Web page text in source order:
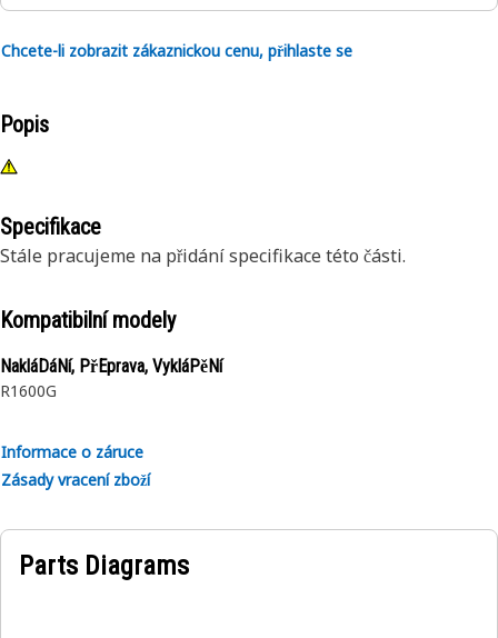
Chcete-li zobrazit zákaznickou cenu, přihlaste se
Popis
Specifikace
Stále pracujeme na přidání specifikace této části.
Kompatibilní modely
NakláDáNí, PřEprava, VykláPěNí
R1600G
Informace o záruce
Zásady vracení zboží
Parts Diagrams